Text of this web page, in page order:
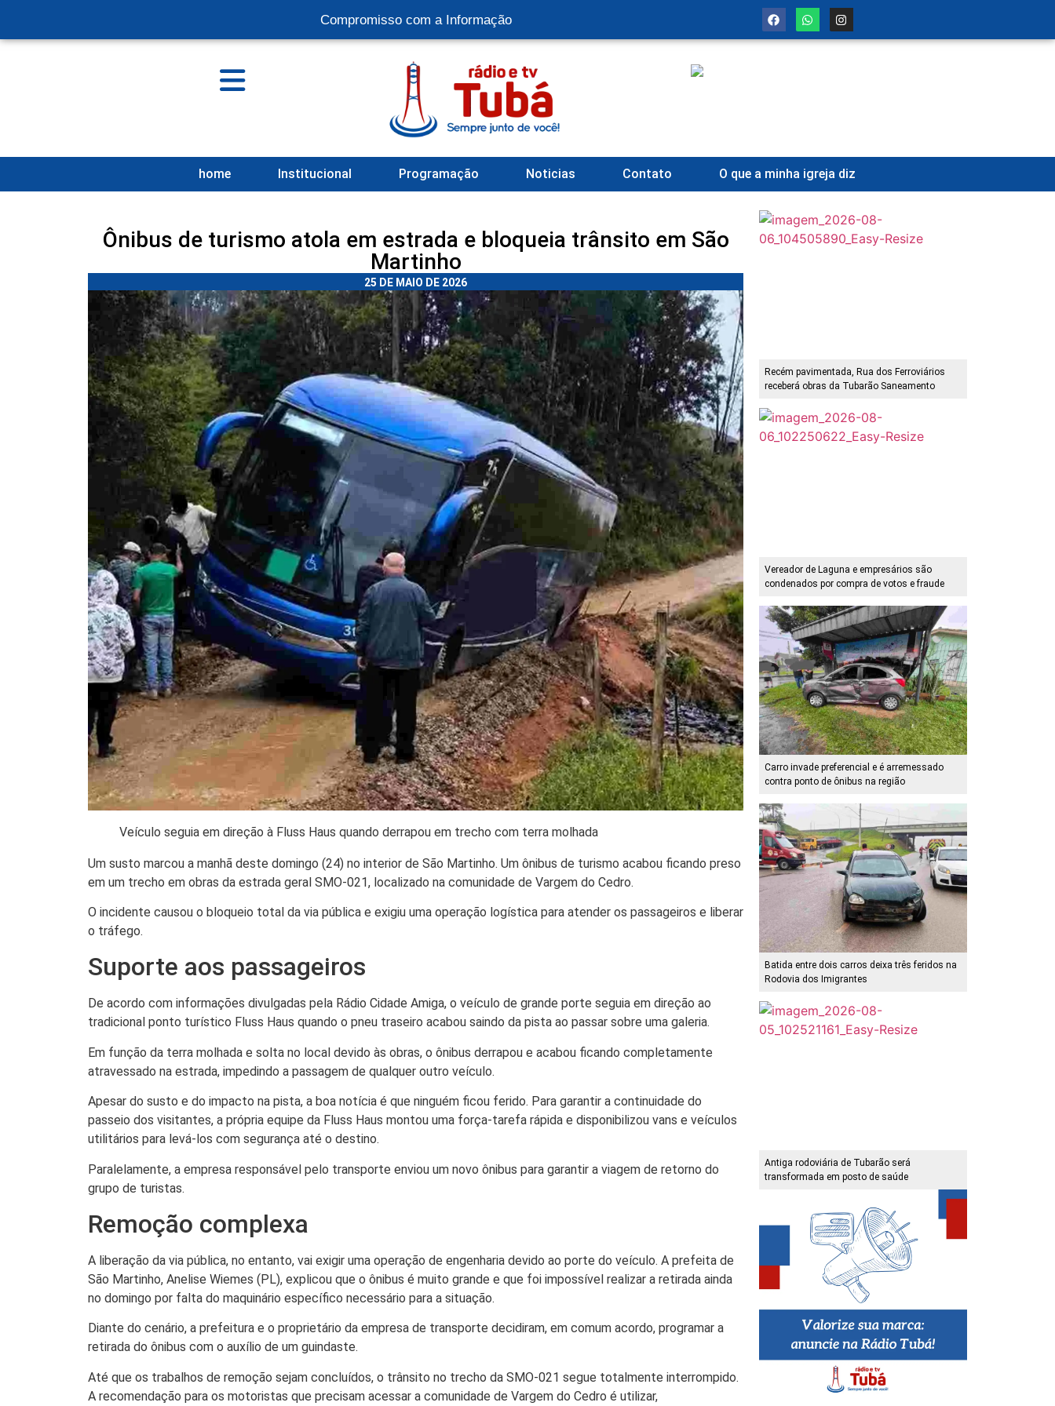
Compromisso com a Informação
home Institucional Programação Noticias Contato O que a minha igreja diz
Ônibus de turismo atola em estrada e bloqueia trânsito em São
Martinho
25 DE MAIO DE 2026
Veículo seguia em direção à Fluss Haus quando derrapou em trecho com terra molhada
Um susto marcou a manhã deste domingo (24) no interior de São Martinho. Um ônibus de turismo acabou ficando preso
em um trecho em obras da estrada geral SMO-021, localizado na comunidade de Vargem do Cedro.
O incidente causou o bloqueio total da via pública e exigiu uma operação logística para atender os passageiros e liberar
o tráfego.
Suporte aos passageiros
De acordo com informações divulgadas pela Rádio Cidade Amiga, o veículo de grande porte seguia em direção ao
tradicional ponto turístico Fluss Haus quando o pneu traseiro acabou saindo da pista ao passar sobre uma galeria.
Em função da terra molhada e solta no local devido às obras, o ônibus derrapou e acabou ficando completamente
atravessado na estrada, impedindo a passagem de qualquer outro veículo.
Apesar do susto e do impacto na pista, a boa notícia é que ninguém ficou ferido. Para garantir a continuidade do
passeio dos visitantes, a própria equipe da Fluss Haus montou uma força-tarefa rápida e disponibilizou vans e veículos
utilitários para levá-los com segurança até o destino.
Paralelamente, a empresa responsável pelo transporte enviou um novo ônibus para garantir a viagem de retorno do
grupo de turistas.
Remoção complexa
A liberação da via pública, no entanto, vai exigir uma operação de engenharia devido ao porte do veículo. A prefeita de
São Martinho, Anelise Wiemes (PL), explicou que o ônibus é muito grande e que foi impossível realizar a retirada ainda
no domingo por falta do maquinário específico necessário para a situação.
Diante do cenário, a prefeitura e o proprietário da empresa de transporte decidiram, em comum acordo, programar a
retirada do ônibus com o auxílio de um guindaste.
Até que os trabalhos de remoção sejam concluídos, o trânsito no trecho da SMO-021 segue totalmente interrompido.
A recomendação para os motoristas que precisam acessar a comunidade de Vargem do Cedro é utilizar,
Recém pavimentada, Rua dos Ferroviários
receberá obras da Tubarão Saneamento
Vereador de Laguna e empresários são
condenados por compra de votos e fraude
Carro invade preferencial e é arremessado
contra ponto de ônibus na região
Batida entre dois carros deixa três feridos na
Rodovia dos Imigrantes
Antiga rodoviária de Tubarão será
transformada em posto de saúde